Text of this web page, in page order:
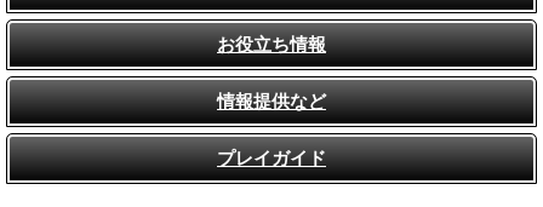
お役立ち情報
情報提供など
プレイガイド